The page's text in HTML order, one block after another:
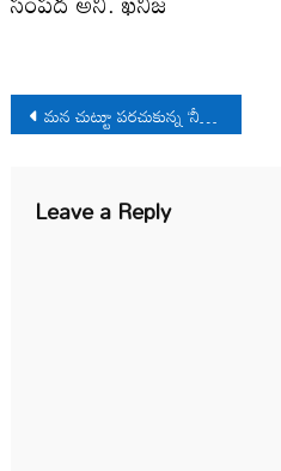
Post
navigation
మన చుట్టూ పరచుకున్న ‘నీలి కళ్ల నేల’
Leave a Reply